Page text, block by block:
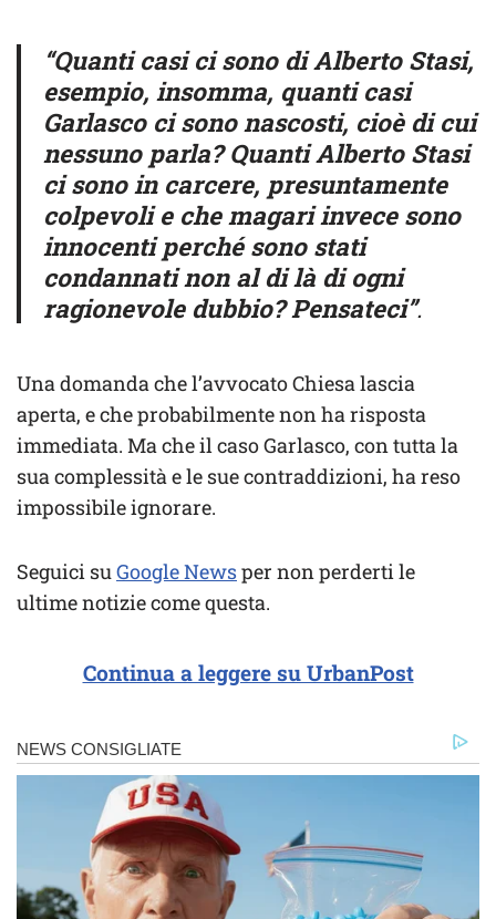
“Quanti casi ci sono di Alberto Stasi,
esempio, insomma, quanti casi
Garlasco ci sono nascosti, cioè di cui
nessuno parla? Quanti Alberto Stasi
ci sono in carcere, presuntamente
colpevoli e che magari invece sono
innocenti perché sono stati
condannati non al di là di ogni
ragionevole dubbio? Pensateci”.
Una domanda che l’avvocato Chiesa lascia
aperta, e che probabilmente non ha risposta
immediata. Ma che il caso Garlasco, con tutta la
sua complessità e le sue contraddizioni, ha reso
impossibile ignorare.
Seguici suGoogle Newsper non perderti le
ultime notizie come questa.
Continua a leggere su UrbanPost